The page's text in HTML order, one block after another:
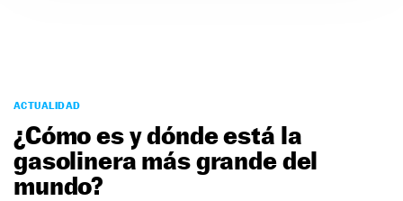
PODCAST
MOTOS
TECNOLOGÍA
SUPERCOCHES
ACTUALIDAD
¿Cómo es y dónde está la
gasolinera más grande del
mundo?